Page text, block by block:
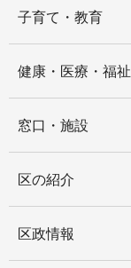
子育て・教育
健康・医療・福祉
窓口・施設
区の紹介
区政情報